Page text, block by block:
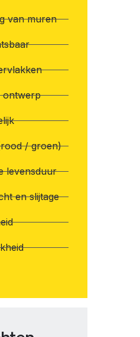
van muren
ontwerp
/ groen)
levensduur
en slijtage